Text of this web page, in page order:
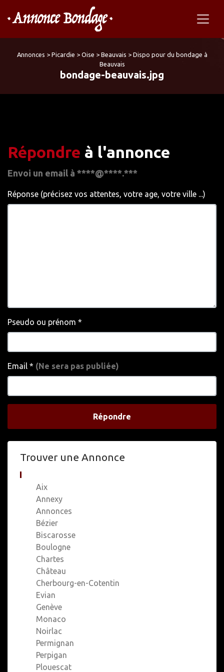
Annonces > Picardie > Oise > Beauvais > Dispo pour du bondage à
Beauvais
bondage-beauvais.jpg
Répondre à l'annonce
Envoi un email à ****@****.***
Réponse (précisez vos attentes, votre age, votre ville ...)
Pseudo ou prénom *
Email * (Ne sera pas publiée)
Répondre
Trouver une Annonce
Aix
Annexy
Annonces
Bézier
Biscarosse
Boulogne
Chartes
Château
Cherbourg-en-Cotentin
Evian
Genève
Monaco
Noirlac
Permignan
Perpigan
Plouescat